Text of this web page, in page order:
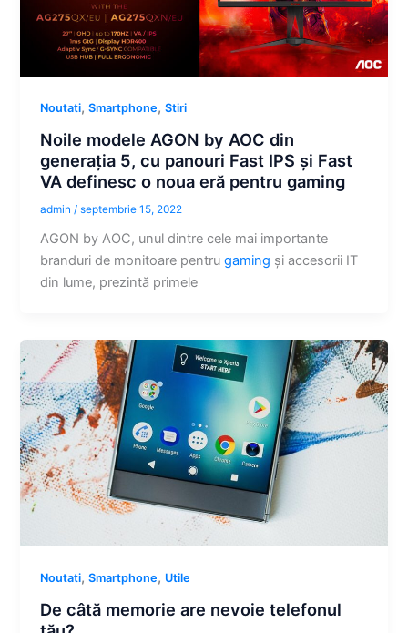
Noutati,Smartphone,Stiri
Noile modele AGON by AOC din
generația 5, cu panouri Fast IPS și Fast
VA definesc o noua eră pentru gaming
admin /septembrie 15, 2022
AGON by AOC, unul dintre cele mai importante
branduri de monitoare pentrugaming și accesorii IT
din lume, prezintă primele
Noutati,Smartphone, Utile
De câtă memorie are nevoie telefonul